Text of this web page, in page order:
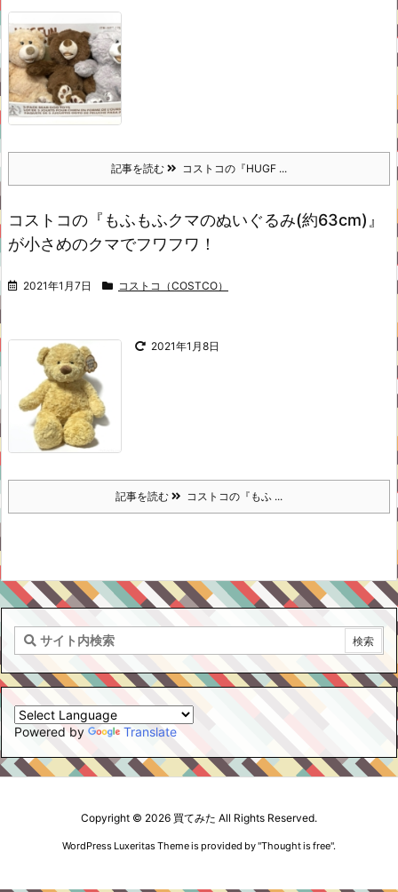
記事を読む コストコの『HUGF ...
コストコの『もふもふクマのぬいぐるみ(約63cm)』
が小さめのクマでフワフワ！
2021年1月7日 コストコ（COSTCO）
2021年1月8日
記事を読む コストコの『もふ ...
Powered by Translate
Copyright © 2026 買てみた All Rights Reserved.
WordPress Luxeritas Theme is provided by "Thought is free".